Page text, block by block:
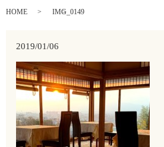
HOME IMG_0149
2019/01/06